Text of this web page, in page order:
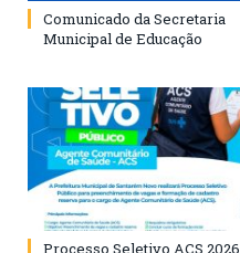
Comunicado da Secretaria
Municipal de Educação
Processo Seletivo ACS 2026